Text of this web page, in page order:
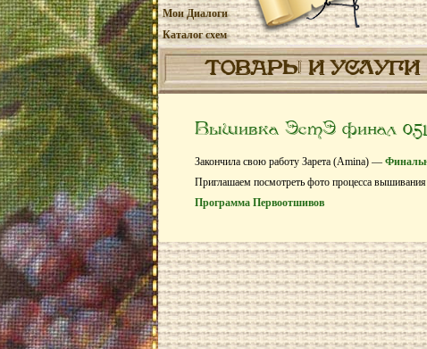
Мои Диалоги
Каталог схем
ТОВАРЫ И УСЛУГИ
Вышивка ЭстЭ финал
Закончила свою работу Зарета (Amina) —
Приглашаем посмотреть фото процесса
Программа Первоотшивов